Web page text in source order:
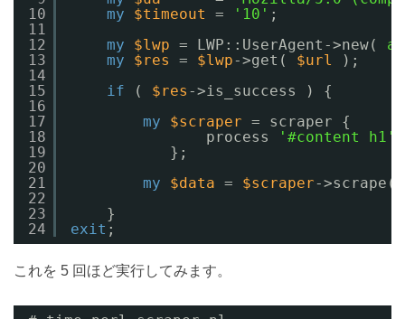
10
11
12
13
14
15
16
17
18
19
20
21
22
23
24
my
$timeout = '10' ;
my
$lwp = LWP::UserAgent->new(
my
$res = $lwp->get( $url
);
if
( $res ->is_success ) {
my
$scraper = scraper {
process
'#content h1'
};
my
$data = $scraper->scrape(
}
exit ;
これを 5 回ほど実行してみます。